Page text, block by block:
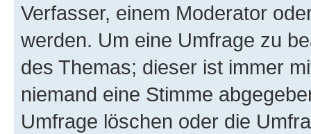
Verfasser, einem Moderator
werden. Um eine Umfrage zu
des Themas; dieser ist immer
niemand eine Stimme
Umfrage löschen oder die